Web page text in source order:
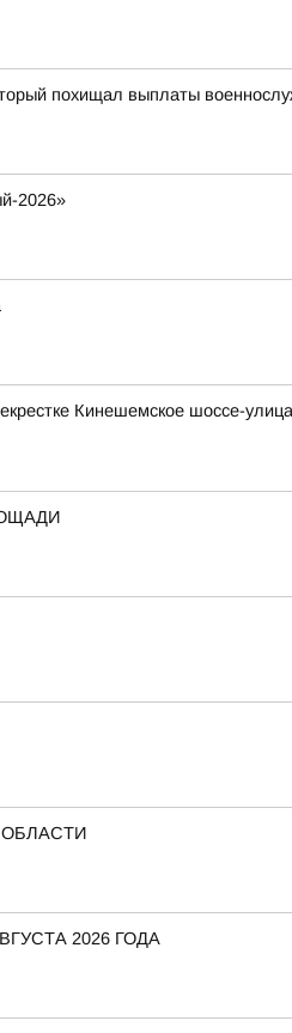
похищал выплаты
2026»
Кинешемское шоссе-
2026 ГОДА